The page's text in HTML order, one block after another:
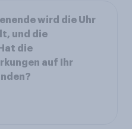
wird die Uhr
und die
die
auf Ihr